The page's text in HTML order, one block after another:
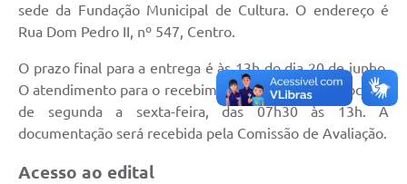
sede da Fundação Municipal de Cultura. O endereço é
Rua Dom Pedro II, nº 547, Centro.
O prazo final para a entrega é às 13h do dia 20 de junho.
O atendimento para o recebimento dos envelopes ocorre
de segunda a sexta-feira, das 07h30 às 13h. A
documentação será recebida pela Comissão de Avaliação.
Acesso ao edital